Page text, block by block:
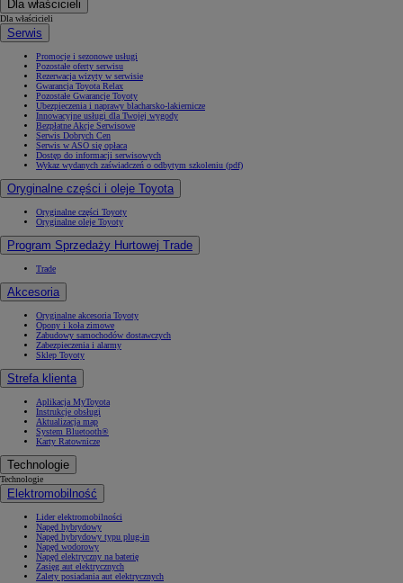
Dla właścicieli
Dla właścicieli
Serwis
Promocje i sezonowe usługi
Pozostałe oferty serwisu
Rezerwacja wizyty w serwisie
Gwarancja Toyota Relax
Pozostałe Gwarancje Toyoty
Ubezpieczenia i naprawy blacharsko-lakiernicze
Innowacyjne usługi dla Twojej wygody
Bezpłatne Akcje Serwisowe
Serwis Dobrych Cen
Serwis w ASO się opłaca
Dostęp do informacji serwisowych
Wykaz wydanych zaświadczeń o odbytym szkoleniu (pdf)
Oryginalne części i oleje Toyota
Oryginalne części Toyoty
Oryginalne oleje Toyoty
Program Sprzedaży Hurtowej Trade
Trade
Akcesoria
Oryginalne akcesoria Toyoty
Opony i koła zimowe
Zabudowy samochodów dostawczych
Zabezpieczenia i alarmy
Sklep Toyoty
Strefa klienta
Aplikacja MyToyota
Instrukcje obsługi
Aktualizacja map
System Bluetooth®
Karty Ratownicze
Technologie
Technologie
Elektromobilność
Lider elektromobilności
Napęd hybrydowy
Napęd hybrydowy typu plug-in
Napęd wodorowy
Napęd elektryczny na baterię
Zasięg aut elektrycznych
Zalety posiadania aut elektrycznych